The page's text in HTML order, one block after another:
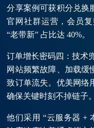
分享案例可获积分兑换
官网社群运营，会员
“老带新” 占比达 40%。
订单增长密码四：技术
网站频繁故障、加载缓
致订单流失。优美网络
确保关键时刻不掉链子。
他们采用 “云服务器 +